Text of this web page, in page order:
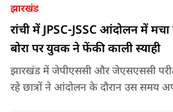
झारखंड
रांची में JPSC-JSSC आंदोलन में
बोरा पर युवक ने फेंकी काली स्याही
झारखंड में जेपीएससी और जेएसएससी
रहे छात्रों ने आंदोलन के दौरान उस